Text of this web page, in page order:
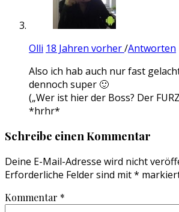
Olli 18 Jahren vorher/Antworten
Also ich hab auch nur fast
dennoch super 🙂
(„Wer ist hier der Boss? Der
*hrhr*
Schreibe einen Kommentar
Deine E-Mail-Adresse wird nicht
Erforderliche Felder sind mit*
Kommentar *